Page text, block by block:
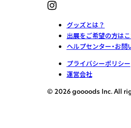
グッズとは？
出展をご希望の方は
ヘルプセンター・お問
プライバシーポリシー
運営会社
© 2026 goooods Inc. All